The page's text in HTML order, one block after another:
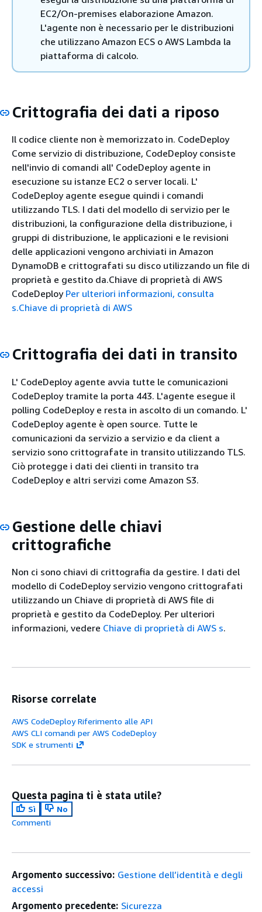
EC2/On-premises elaborazione Amazon.
L'agente non è necessario per le distribuzioni
che utilizzano Amazon ECS o AWS Lambda la
piattaforma di calcolo.
Crittografia dei dati a riposo
Il codice cliente non è memorizzato in. CodeDeploy
Come servizio di distribuzione, CodeDeploy consiste
nell'invio di comandi all' CodeDeploy agente in
esecuzione su istanze EC2 o server locali. L'
CodeDeploy agente esegue quindi i comandi
utilizzando TLS. I dati del modello di servizio per le
distribuzioni, la configurazione della distribuzione, i
gruppi di distribuzione, le applicazioni e le revisioni
delle applicazioni vengono archiviati in Amazon
DynamoDB e crittografati su disco utilizzando un file di
proprietà e gestito da.Chiave di proprietà di AWS
CodeDeploy Per ulteriori informazioni, consulta
s.Chiave di proprietà di AWS
Crittografia dei dati in transito
L' CodeDeploy agente avvia tutte le comunicazioni
CodeDeploy tramite la porta 443. L'agente esegue il
polling CodeDeploy e resta in ascolto di un comando. L'
CodeDeploy agente è open source. Tutte le
comunicazioni da servizio a servizio e da client a
servizio sono crittografate in transito utilizzando TLS.
Ciò protegge i dati dei clienti in transito tra
CodeDeploy e altri servizi come Amazon S3.
Gestione delle chiavi
crittografiche
Non ci sono chiavi di crittografia da gestire. I dati del
modello di CodeDeploy servizio vengono crittografati
utilizzando un Chiave di proprietà di AWS file di
proprietà e gestito da CodeDeploy. Per ulteriori
informazioni, vedere Chiave di proprietà di AWS s.
Risorse correlate
AWS CodeDeploy Riferimento alle API
AWS CLI comandi per AWS CodeDeploy
SDK e strumenti
Questa pagina ti è stata utile?
Sì
No
Commenti
Argomento successivo: Gestione dell’identità e degli
accessi
Argomento precedente: Sicurezza